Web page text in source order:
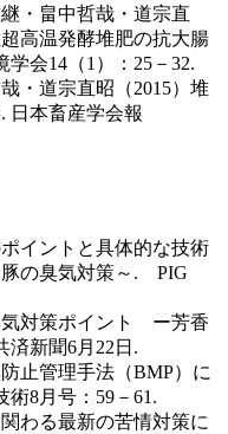
・畠中哲哉・道宗直
高温発酵堆肥の抗大腸
会14（1）：25－32.
・道宗直昭（2015）堆
日本畜産学会報
イントと具体的な技術
豚の臭気対策～. PIG
気対策ポイント ー芳香
済新聞6月22日.
止管理手法（BMP）に
術8月号：59－61.
わる最新の苦情対策に